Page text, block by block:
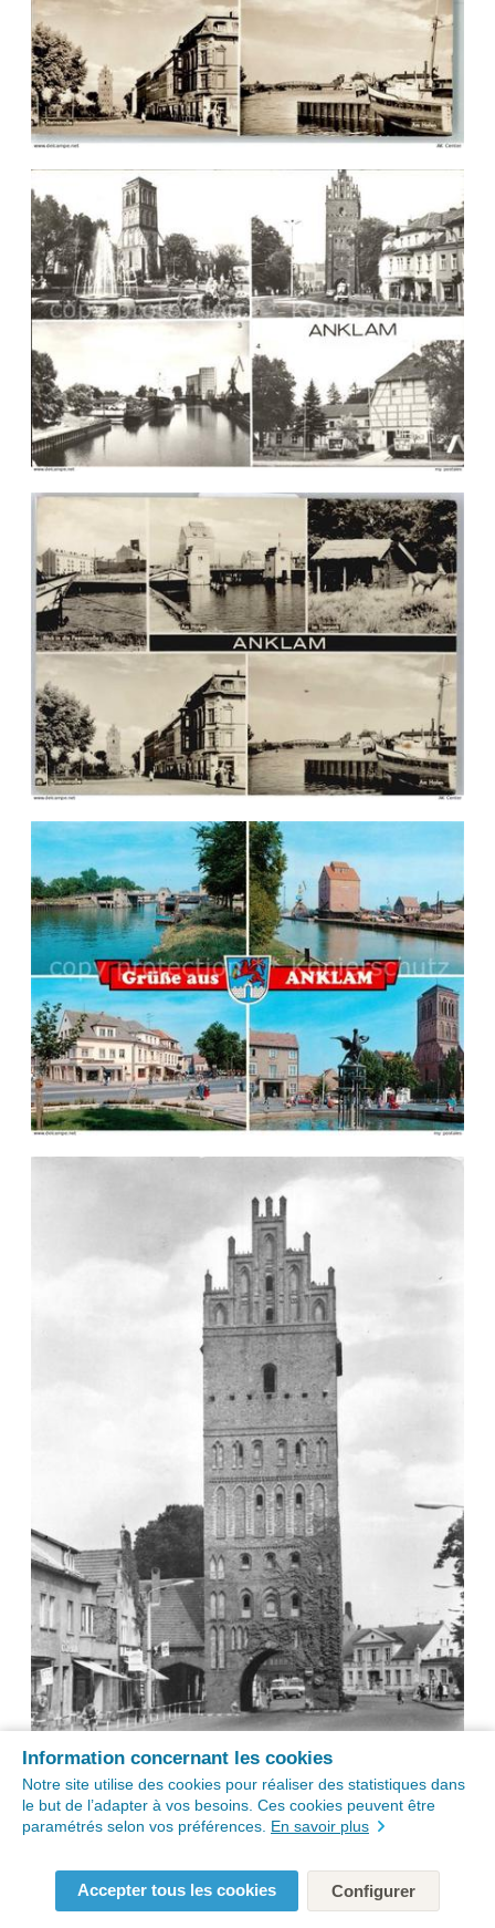
Information concernant les cookies
Notre site utilise des cookies pour réaliser des statistiques dans
le but de l’adapter à vos besoins. Ces cookies peuvent être
paramétrés selon vos préférences. En savoir plus
Accepter tous les cookies Configurer